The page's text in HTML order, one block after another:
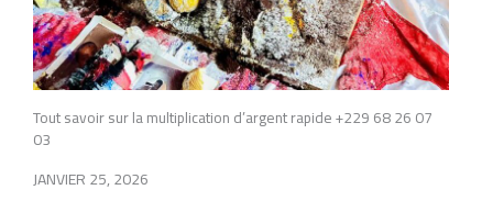
Tout savoir sur la multiplication d’argent rapide +229 68 26 07
03
JANVIER 25, 2026